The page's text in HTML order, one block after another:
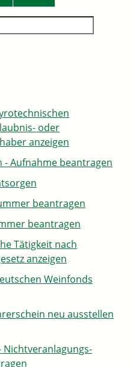
oder
anzeigen
- Aufnahme beantragen
beantragen
beantragen
Tätigkeit nach
anzeigen
Weinfonds
neu ausstellen